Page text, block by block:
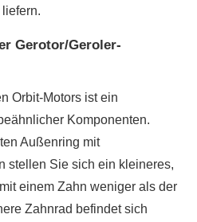
Gerotor/Geroler-
Orbit-Motors ist ein
Komponenten.
Außenring mit
stellen Sie sich ein kleineres,
einem Zahn weniger als der
Zahnrad befindet sich